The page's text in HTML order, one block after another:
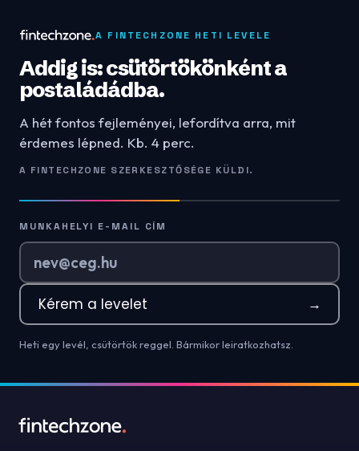
A FINTECHZONE HETI LEVELE
Addig is: csütörtökönként a
postaládádba.
A hét fontos fejleményei, lefordítva arra, mit
érdemes lépned. Kb. 4 perc.
A FINTECHZONE SZERKESZTŐSÉGE KÜLDI.
MUNKAHELYI E-MAIL CÍM
Kérem a levelet →
Heti egy levél, csütörtök reggel. Bármikor leiratkozhatsz.